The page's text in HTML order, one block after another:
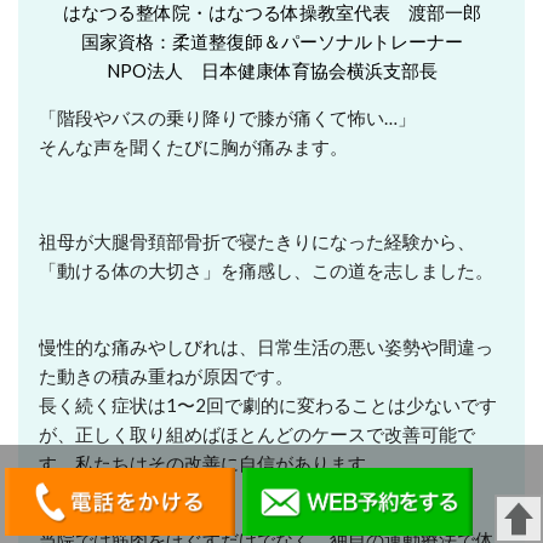
はなつる整体院・はなつる体操教室代表 渡部一郎
国家資格：柔道整復師＆パーソナルトレーナー
NPO法人 日本健康体育協会横浜支部長
「階段やバスの乗り降りで膝が痛くて怖い…」
そんな声を聞くたびに胸が痛みます。
祖母が大腿骨頚部骨折で寝たきりになった経験から、
「動ける体の大切さ」を痛感し、この道を志しました。
慢性的な痛みやしびれは、日常生活の悪い姿勢や間違っ
た動きの積み重ねが原因です。
長く続く症状は1〜2回で劇的に変わることは少ないです
が、正しく取り組めばほとんどのケースで改善可能で
す。私たちはその改善に自信があります。